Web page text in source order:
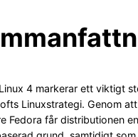
4 markerar ett viktigt
Linuxstrategi. Genom
Fedora får distributionen